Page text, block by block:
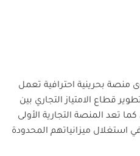
منصة بحرينية احترافية تعمل
قطاع الامتياز التجاري بين
تعد المنصة التجارية الأولى
استغلال ميزانياتهم المحدودة